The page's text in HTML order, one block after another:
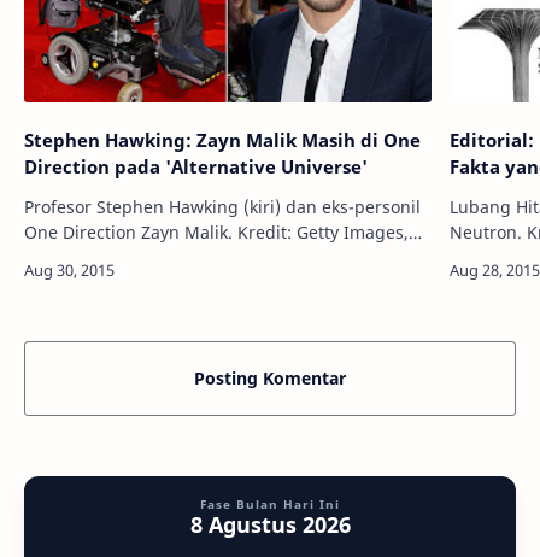
Stephen Hawking: Zayn Malik Masih di One
Direction pada 'Alternative Universe'
Profesor Stephen Hawking (kiri) dan eks-personil
One Direction Zayn Malik. Kredit: Getty Images,
mengatakan kepada pengge…
Editorial:
Fakta
Lubang
Neutron. Kredit:
Lubang
Posting Komentar
Fase Bulan Hari Ini
8 Agustus 2026